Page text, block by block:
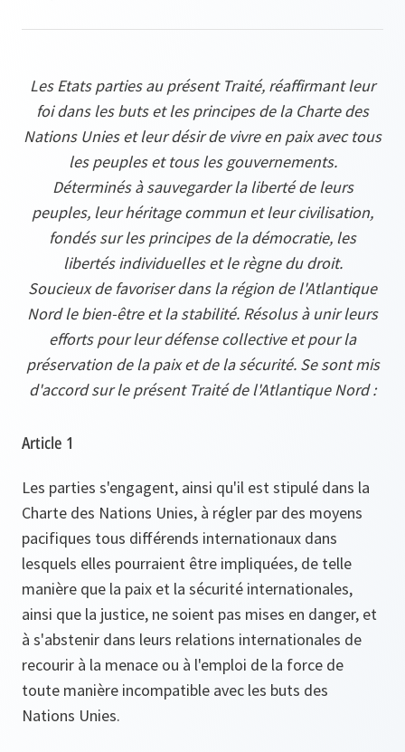
Les Etats parties au présent Traité, réaffirmant leur
foi dans les buts et les principes de la Charte des
Nations Unies et leur désir de vivre en paix avec tous
les peuples et tous les gouvernements.
Déterminés à sauvegarder la liberté de leurs
peuples, leur héritage commun et leur civilisation,
fondés sur les principes de la démocratie, les
libertés individuelles et le règne du droit.
Soucieux de favoriser dans la région de l'Atlantique
Nord le bien-être et la stabilité. Résolus à unir leurs
efforts pour leur défense collective et pour la
préservation de la paix et de la sécurité. Se sont mis
d'accord sur le présent Traité de l'Atlantique Nord :
Article 1
Les parties s'engagent, ainsi qu'il est stipulé dans la
Charte des Nations Unies, à régler par des moyens
pacifiques tous différends internationaux dans
lesquels elles pourraient être impliquées, de telle
manière que la paix et la sécurité internationales,
ainsi que la justice, ne soient pas mises en danger, et
à s'abstenir dans leurs relations internationales de
recourir à la menace ou à l'emploi de la force de
toute manière incompatible avec les buts des
Nations Unies.